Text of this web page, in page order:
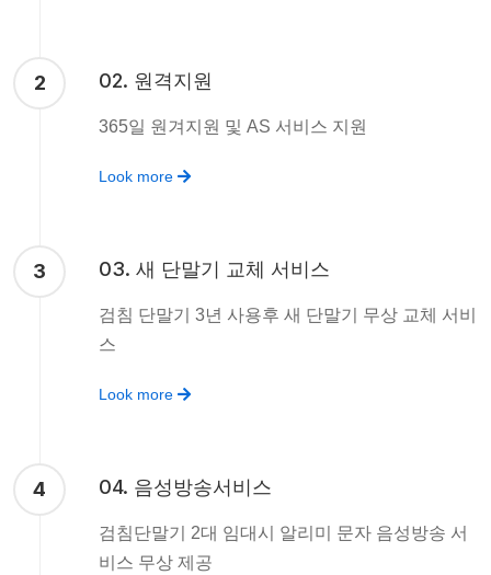
2 02. 원격지원
365일 원겨지원 및 AS 서비스 지원
Look more
3 03. 새 단말기 교체 서비스
검침 단말기 3년 사용후 새 단말기 무상 교체 서비
스
Look more
4 04. 음성방송서비스
검침단말기 2대 임대시 알리미 문자 음성방송 서
비스 무상 제공